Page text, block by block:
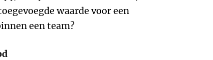
waarde voor een
een team?